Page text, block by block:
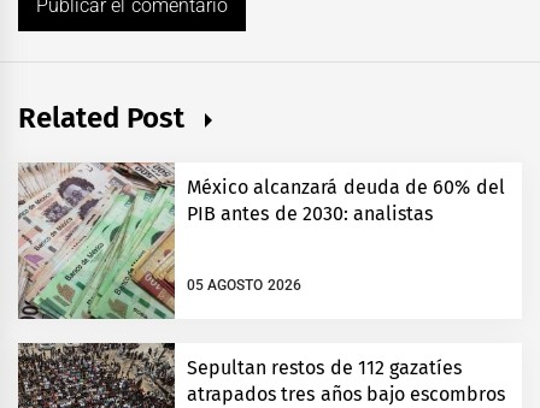
Related Post
México alcanzará deuda de 60% del
PIB antes de 2030: analistas
05 AGOSTO 2026
Sepultan restos de 112 gazatíes
atrapados tres años bajo escombros